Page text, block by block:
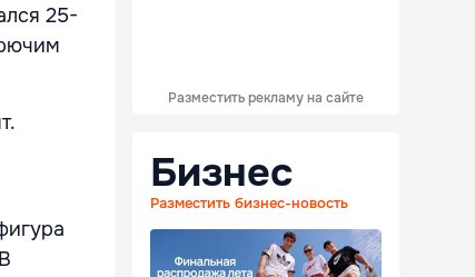
25-
Разместить рекламу на сайте
Бизнес
Разместить бизнес-новость